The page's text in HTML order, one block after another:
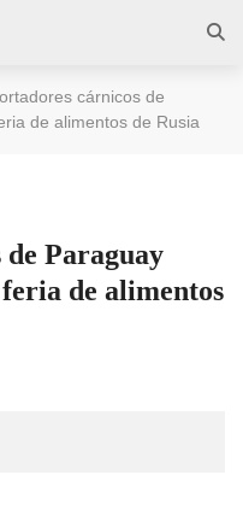
cárnicos de
de alimentos de Rusia
Paraguay
de alimentos